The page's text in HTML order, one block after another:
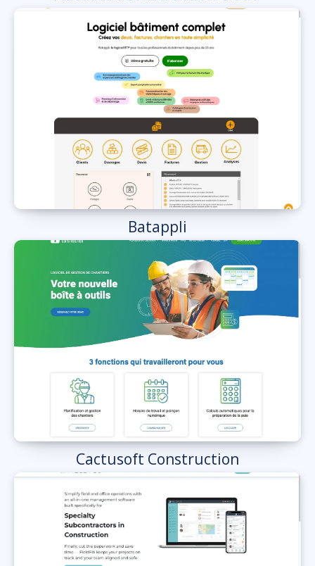
Batappli
Cactusoft Construction